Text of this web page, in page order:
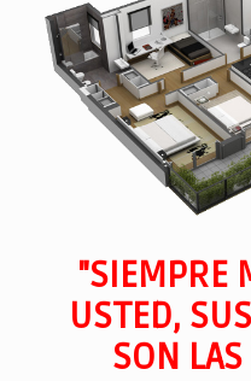
"SIEMPRE
USTED,
SON